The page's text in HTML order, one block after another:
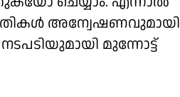
അന്വേഷണവുമായി
മുന്നോട്ട്